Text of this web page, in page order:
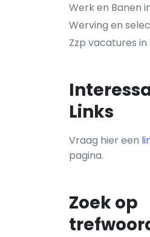
Werk en Banen
Werving en
Zzp vacatures in
Links
Vraag hier een
pagina.
Zoek op